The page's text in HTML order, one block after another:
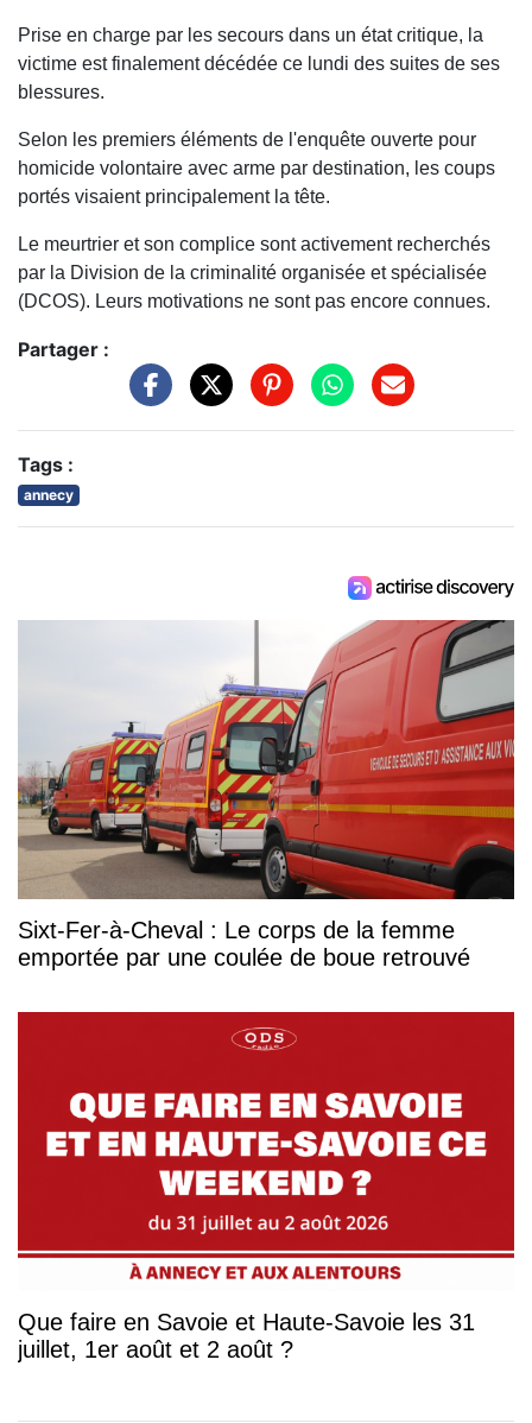
Prise en charge par les secours dans un état critique, la
victime est finalement décédée ce lundi des suites de ses
blessures.
Selon les premiers éléments de l'enquête ouverte pour
homicide volontaire avec arme par destination, les coups
portés visaient principalement la tête.
Le meurtrier et son complice sont activement recherchés
par la Division de la criminalité organisée et spécialisée
(DCOS). Leurs motivations ne sont pas encore connues.
Partager :
Tags :
annecy
Sixt-Fer-à-Cheval : Le corps de la femme
emportée par une coulée de boue retrouvé
Que faire en Savoie et Haute-Savoie les 31
juillet, 1er août et 2 août ?